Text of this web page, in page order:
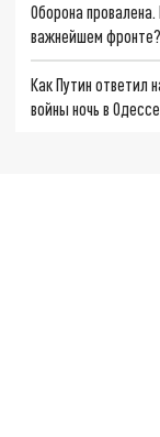
Оборона
важнейшем фронте?
Как Путин ответил
войны ночь в